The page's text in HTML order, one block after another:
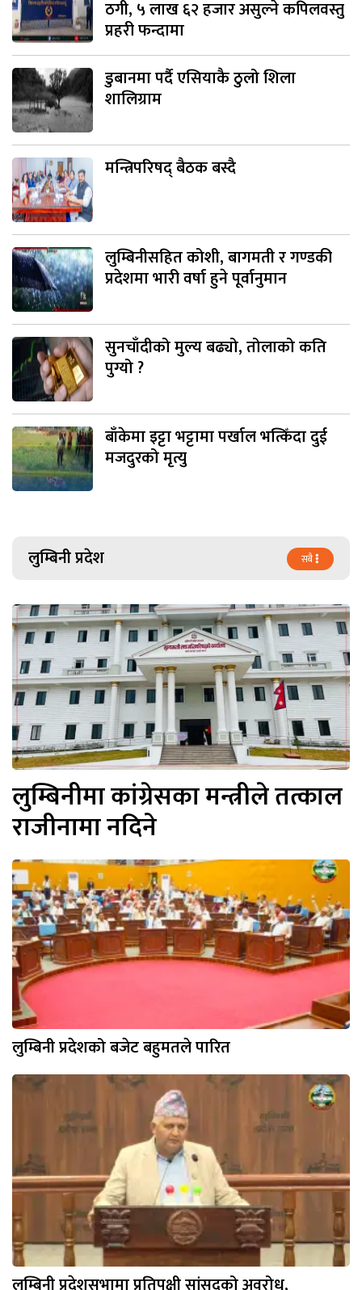
ठगी, ५ लाख ६२ हजार असुल्ने कपिलवस्तु
प्रहरी फन्दामा
डुबानमा पर्दै एसियाकै ठुलो शिला
शालिग्राम
मन्त्रिपरिषद् बैठक बस्दै
लुम्बिनीसहित कोशी, बागमती र गण्डकी
प्रदेशमा भारी वर्षा हुने पूर्वानुमान
सुनचाँदीको मुल्य बढ्यो, तोलाको कति
पुग्यो ?
बाँकेमा इट्टा भट्टामा पर्खाल भत्किँदा दुई
मजदुरको मृत्यु
लुम्बिनी प्रदेश सबै
लुम्बिनीमा कांग्रेसका मन्त्रीले तत्काल
राजीनामा नदिने
लुम्बिनी प्रदेशको बजेट बहुमतले पारित